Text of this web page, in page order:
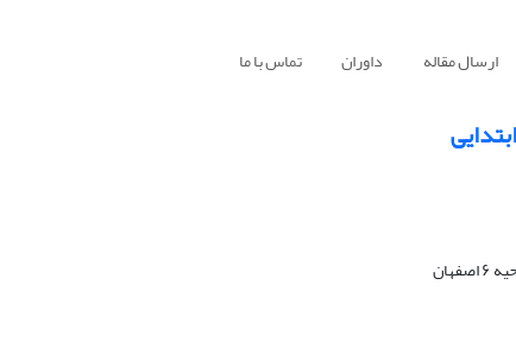
ارسال مقاله داوران تماس با ما